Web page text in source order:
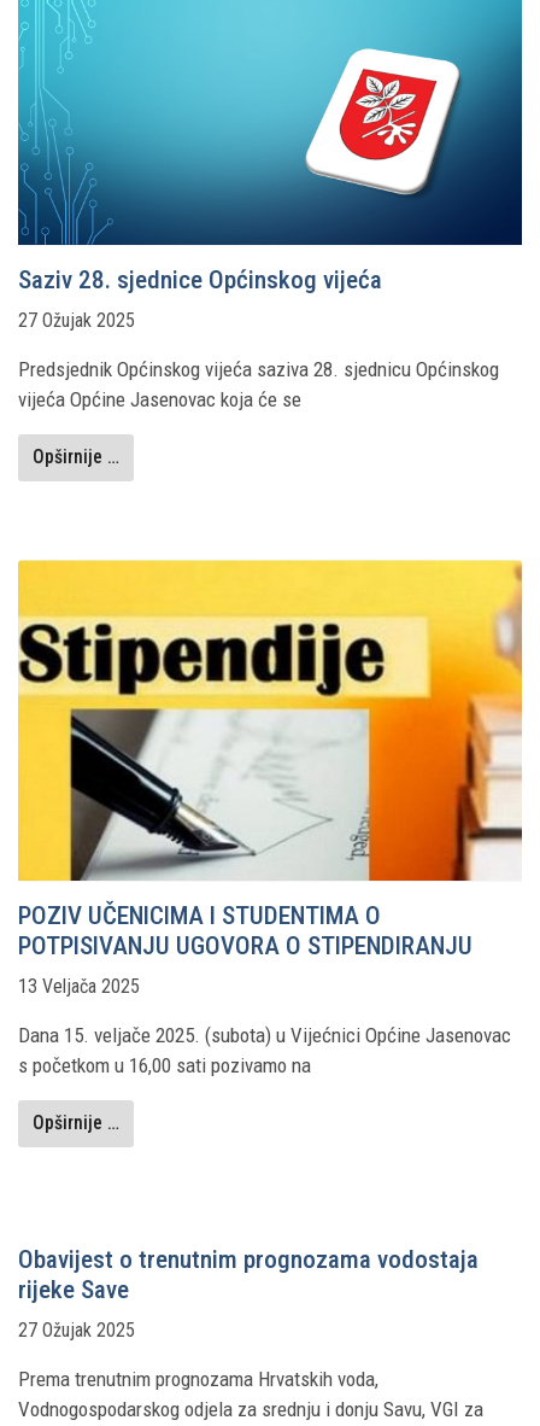
Saziv 28. sjednice Općinskog vijeća
27 Ožujak 2025
Predsjednik Općinskog vijeća saziva 28. sjednicu Općinskog
vijeća Općine Jasenovac koja će se
Opširnije …
POZIV UČENICIMA I STUDENTIMA O
POTPISIVANJU UGOVORA O STIPENDIRANJU
13 Veljača 2025
Dana 15. veljače 2025. (subota) u Vijećnici Općine Jasenovac
s početkom u 16,00 sati pozivamo na
Opširnije …
Obavijest o trenutnim prognozama vodostaja
rijeke Save
27 Ožujak 2025
Prema trenutnim prognozama Hrvatskih voda,
Vodnogospodarskog odjela za srednju i donju Savu, VGI za